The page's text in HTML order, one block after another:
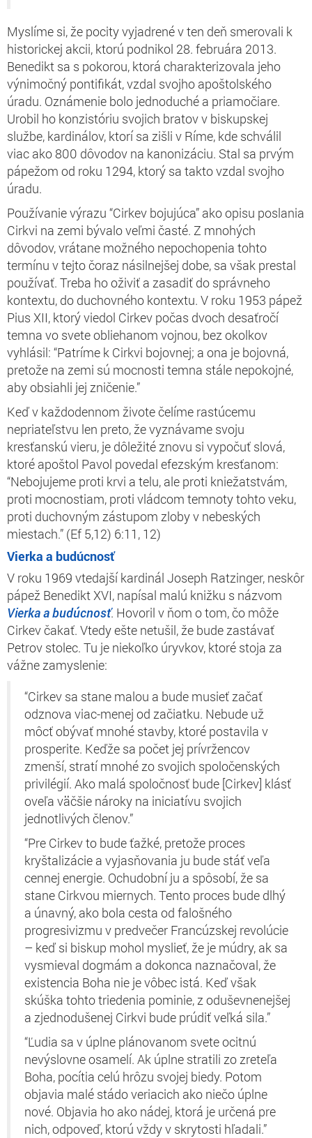
Myslíme si, že pocity vyjadrené v ten deň smerovali k
historickej akcii, ktorú podnikol 28. februára 2013.
Benedikt sa s pokorou, ktorá charakterizovala jeho
výnimočný pontifikát, vzdal svojho apoštolského
úradu. Oznámenie bolo jednoduché a priamočiare.
Urobil ho konzistóriu svojich bratov v biskupskej
službe, kardinálov, ktorí sa zišli v Ríme, kde schválil
viac ako 800 dôvodov na kanonizáciu. Stal sa prvým
pápežom od roku 1294, ktorý sa takto vzdal svojho
úradu.
Používanie výrazu “Cirkev bojujúca” ako opisu poslania
Cirkvi na zemi bývalo veľmi časté. Z mnohých
dôvodov, vrátane možného nepochopenia tohto
termínu v tejto čoraz násilnejšej dobe, sa však prestal
používať. Treba ho oživiť a zasadiť do správneho
kontextu, do duchovného kontextu. V roku 1953 pápež
Pius XII, ktorý viedol Cirkev počas dvoch desaťročí
temna vo svete obliehanom vojnou, bez okolkov
vyhlásil: “Patríme k Cirkvi bojovnej; a ona je bojovná,
pretože na zemi sú mocnosti temna stále nepokojné,
aby obsiahli jej zničenie.”
Keď v každodennom živote čelíme rastúcemu
nepriateľstvu len preto, že vyznávame svoju
kresťanskú vieru, je dôležité znovu si vypočuť slová,
ktoré apoštol Pavol povedal efezským kresťanom:
“Nebojujeme proti krvi a telu, ale proti kniežatstvám,
proti mocnostiam, proti vládcom temnoty tohto veku,
proti duchovným zástupom zloby v nebeských
miestach.” (Ef 5,12) 6:11, 12)
Vierka a budúcnosť
V roku 1969 vtedajší kardinál Joseph Ratzinger, neskôr
pápež Benedikt XVI, napísal malú knižku s názvom
Vierka a budúcnosť. Hovoril v ňom o tom, čo môže
Cirkev čakať. Vtedy ešte netušil, že bude zastávať
Petrov stolec. Tu je niekoľko úryvkov, ktoré stoja za
vážne zamyslenie:
“Cirkev sa stane malou a bude musieť začať
odznova viac-menej od začiatku. Nebude už
môcť obývať mnohé stavby, ktoré postavila v
prosperite. Keďže sa počet jej prívržencov
zmenší, stratí mnohé zo svojich spoločenských
privilégií. Ako malá spoločnosť bude [Cirkev] klásť
oveľa väčšie nároky na iniciatívu svojich
jednotlivých členov.”
“Pre Cirkev to bude ťažké, pretože proces
kryštalizácie a vyjasňovania ju bude stáť veľa
cennej energie. Ochudobní ju a spôsobí, že sa
stane Cirkvou miernych. Tento proces bude dlhý
a únavný, ako bola cesta od falošného
progresivizmu v predvečer Francúzskej revolúcie
– keď si biskup mohol myslieť, že je múdry, ak sa
vysmieval dogmám a dokonca naznačoval, že
existencia Boha nie je vôbec istá. Keď však
skúška tohto triedenia pominie, z oduševnenejšej
a zjednodušenej Cirkvi bude prúdiť veľká sila.”
“Ľudia sa v úplne plánovanom svete ocitnú
nevýslovne osamelí. Ak úplne stratili zo zreteľa
Boha, pocítia celú hrôzu svojej biedy. Potom
objavia malé stádo veriacich ako niečo úplne
nové. Objavia ho ako nádej, ktorá je určená pre
nich, odpoveď, ktorú vždy v skrytosti hľadali.”